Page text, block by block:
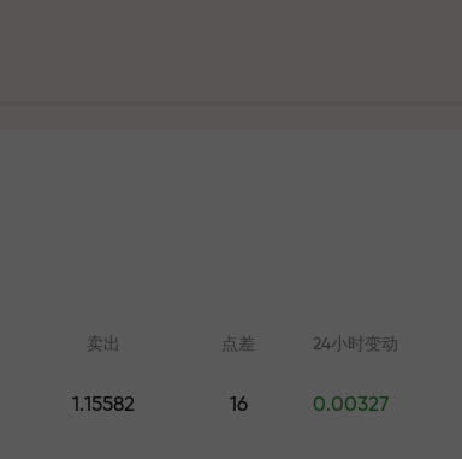
卖出 点差 24小时变动
1.15582 16 0.00327